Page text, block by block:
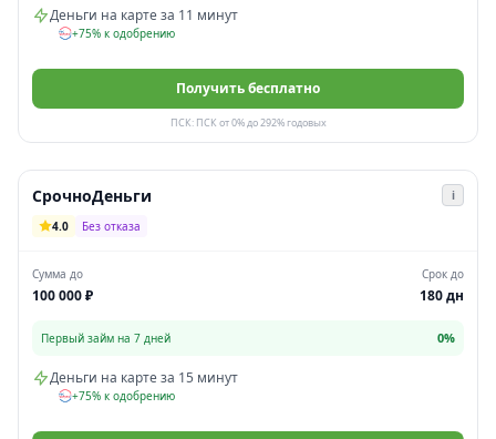
Деньги на карте за 11 минут
+75% к одобрению
Получить бесплатно
ПСК: ПСК от 0% до 292% годовых
СрочноДеньги
i
4.0
Без отказа
Сумма до
100 000 ₽
Срок до
180 дн
Первый займ на 7 дней 0%
Деньги на карте за 15 минут
+75% к одобрению